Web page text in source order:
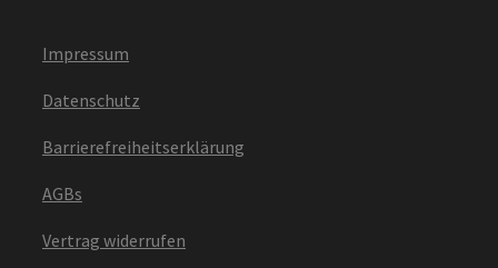
Impressum
Datenschutz
Barrierefreiheitserklärung
AGBs
Vertrag widerrufen